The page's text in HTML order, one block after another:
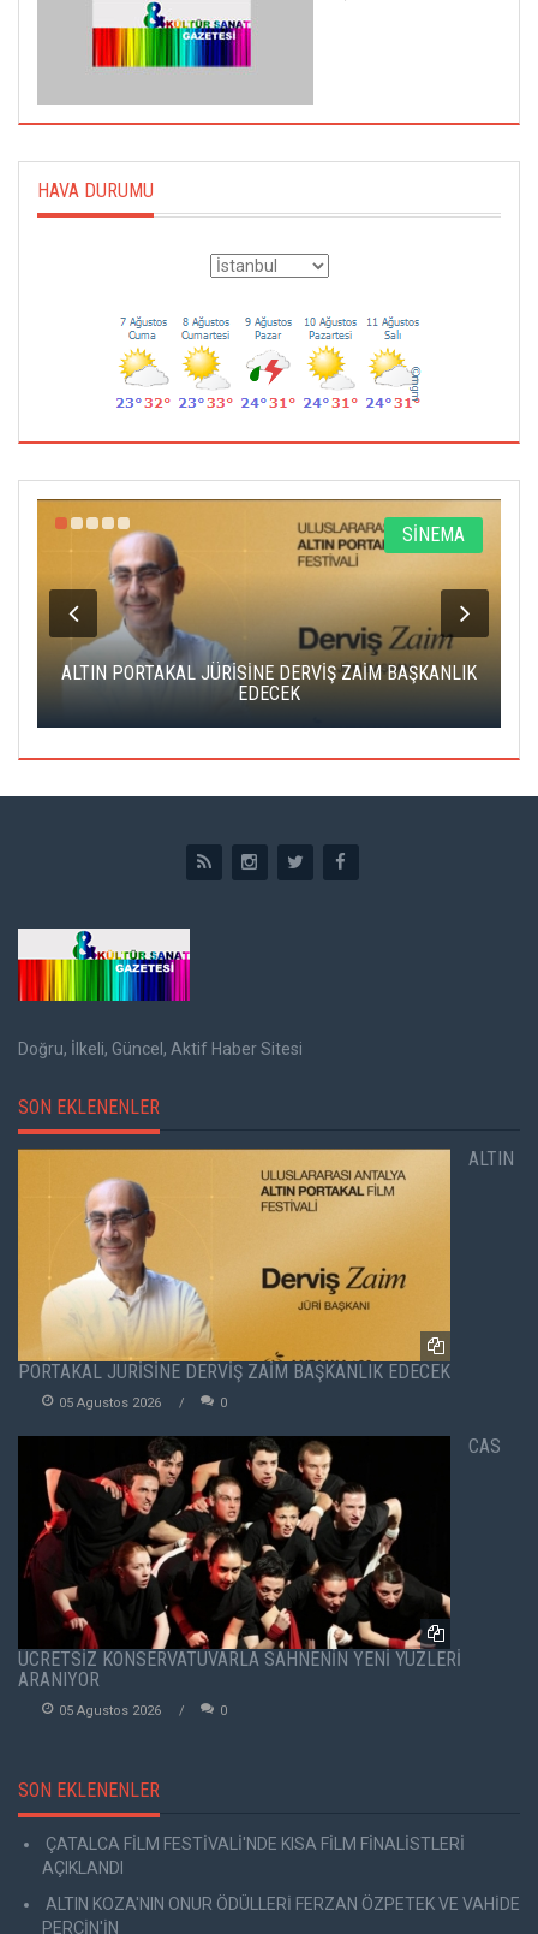
HAVA DURUMU
SİNEMA
ALTIN PORTAKAL JÜRİSİNE DERVİŞ ZAİM BAŞKANLIK
EDECEK
Doğru, İlkeli, Güncel, Aktif Haber Sitesi
SON EKLENENLER
ALTIN
PORTAKAL JÜRİSİNE DERVİŞ ZAİM BAŞKANLIK EDECEK
05 Agustos 2026 0
CAS
ÜCRETSİZ KONSERVATUVARLA SAHNENİN YENİ YÜZLERİ
ARANIYOR
05 Agustos 2026 0
SON EKLENENLER
ÇATALCA FİLM FESTİVALİ'NDE KISA FİLM FİNALİSTLERİ
AÇIKLANDI
ALTIN KOZA'NIN ONUR ÖDÜLLERİ FERZAN ÖZPETEK VE VAHİDE
PERÇİN'İN